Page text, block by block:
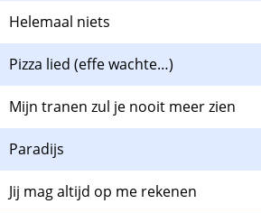
Helemaal niets
Pizza lied (effe wachte…)
Mijn tranen zul je nooit meer zien
Paradijs
Jij mag altijd op me rekenen